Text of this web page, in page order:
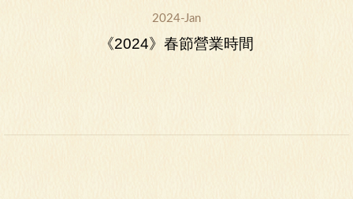
2024-Jan
《2024》春節營業時間